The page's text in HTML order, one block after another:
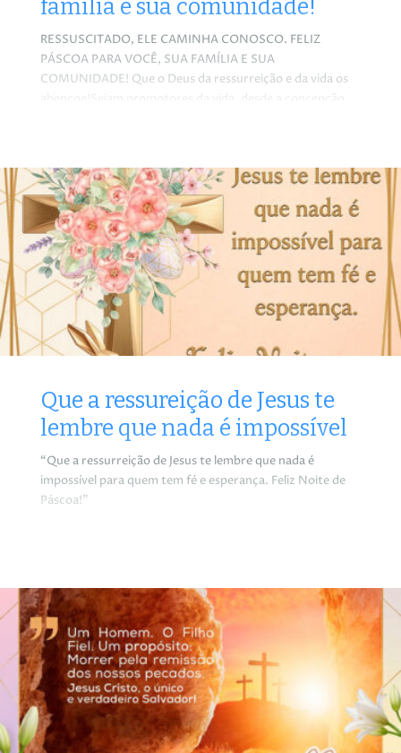
família e sua comunidade!
RESSUSCITADO, ELE CAMINHA CONOSCO. FELIZ
PÁSCOA PARA VOCÊ, SUA FAMÍLIA E SUA
COMUNIDADE! Que o Deus da ressurreição e da vida os
abençoe!Sejam promotores da vida, desde a concepção
intolerância, da corrupção, do aborto, da eutanásia…!
Jesus, que passou da morte para a vida, fortifique nossa
esperança! Dom Félix
Que a ressureição de Jesus te
lembre que nada é impossível
“Que a ressurreição de Jesus te lembre que nada é
impossível para quem tem fé e esperança. Feliz Noite de
Páscoa!”